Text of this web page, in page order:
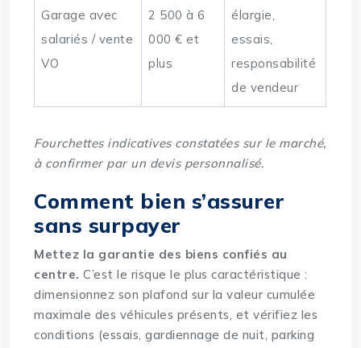
Garage avec
salariés / vente
VO
2 500 à 6
000 € et
plus
élargie,
essais,
responsabilité
de vendeur
Fourchettes indicatives constatées sur le marché,
à confirmer par un devis personnalisé.
Comment bien s’assurer
sans surpayer
Mettez la garantie des biens confiés au
centre. C’est le risque le plus caractéristique :
dimensionnez son plafond sur la valeur cumulée
maximale des véhicules présents, et vérifiez les
conditions (essais, gardiennage de nuit, parking